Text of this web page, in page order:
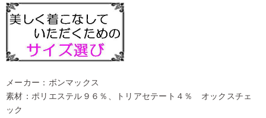
メーカー：ボンマックス
素材：ポリエステル９６％、トリアセテート４％ オックスチェ
ック